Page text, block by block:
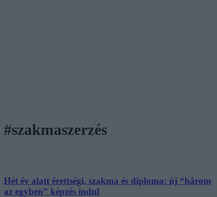
#szakmaszerzés
Hét év alatt érettségi, szakma és diploma: új “három
az egyben” képzés indul